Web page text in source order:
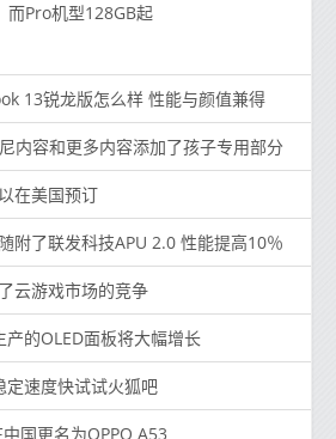
而Pro机型128GB起
13锐龙版怎么样 性能与颜值兼得
内容和更多内容添加了孩子专用部分
在美国预订
附了联发科技APU 2.0 性能提高10％
云游戏市场的竞争
的OLED面板将大幅增长
定速度快试试火狐吧
国更名为OPPO A53